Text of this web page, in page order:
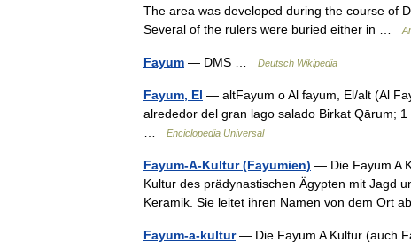
The area was developed during the course of
Several of the rulers were buried either in …
Fayum — DMS … Deutsch Wikipedia
Fayum, El — altFayum o Al fayum, El/alt (Al
alrededor del gran lago salado Birkat Qārum;
Enciclopedia Universal
Fayum-A-Kultur (Fayumien) — Die Fayum A
Kultur des prädynastischen Ägypten mit Jagd
Keramik. Sie leitet ihren Namen von dem Ort
Fayum-a-kultur— Die Fayum A Kultur (auch